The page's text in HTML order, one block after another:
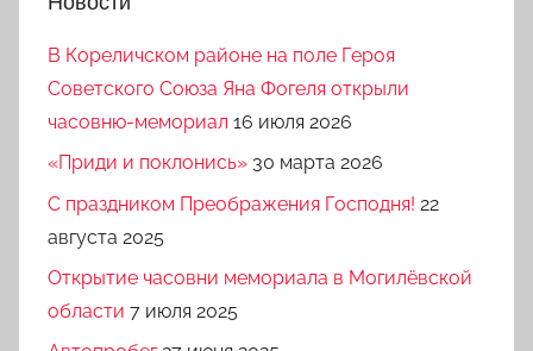
В Кореличском районе на поле Героя
Советского Союза Яна Фогеля открыли
часовню-мемориал 16 июля 2026
«Приди и поклонись» 30 марта 2026
C праздником Преображения Господня! 22
августа 2025
Открытие часовни мемориала в Могилёвской
области 7 июля 2025